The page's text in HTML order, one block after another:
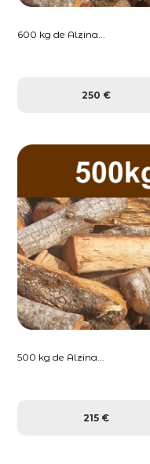
600 kg de Alzina...
250 €
500 kg de Alzina...
215 €